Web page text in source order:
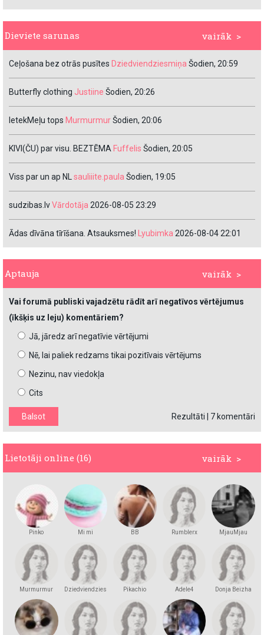
vairāk >
Dieviete sarunas
Ceļošana bez otrās pusītes Dziedviendziesmiņa Šodien, 20:59
Butterfly clothing Justiine Šodien, 20:26
IetekMeļu tops MurmurmurŠodien, 20:06
KIVI(ČU) par visu. BEZTĒMA Fuffelis Šodien, 20:05
Viss par un ap NLsauliiite.paula Šodien, 19:05
sudzibas.lvVārdotāja 2026-08-05 23:29
Ādas dīvāna tīrīšana. Atsauksmes! Lyubimka 2026-08-04 22:01
vairāk >
Aptauja
Vai forumā publiski vajadzētu rādīt arī negatīvos vērtējumus
(īkšķis uz leju) komentāriem?
Jā, jāredz arī negatīvie vērtējumi
Nē, lai paliek redzams tikai pozitīvais vērtējums
Nezinu, nav viedokļa
Cits
Rezultāti 7 komentāri
vairāk >
Lietotāji online (16)
Pinko Mi mi BB Rumblerx MjauMjau
Murmurmur Dziedviendziesmiņa Pikachio Adele4 Donja Beizha